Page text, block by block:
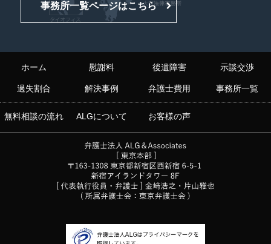
事務所一覧ページはこちら
ホーム 慰謝料 後遺障害 示談交渉
過失割合 解決事例 弁護士費用 事務所一覧
無料相談の流れ ALGについて お客様の声